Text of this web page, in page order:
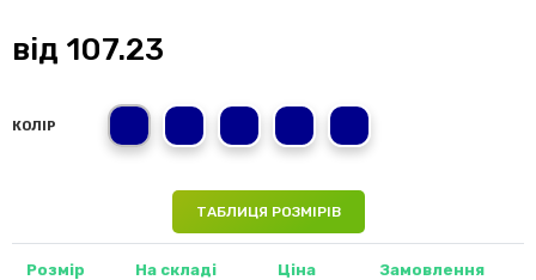
від 107.23
КОЛІР
L 2XL S XL M
ТАБЛИЦЯ РОЗМІРІВ
Розмір На складі Ціна Замовлення